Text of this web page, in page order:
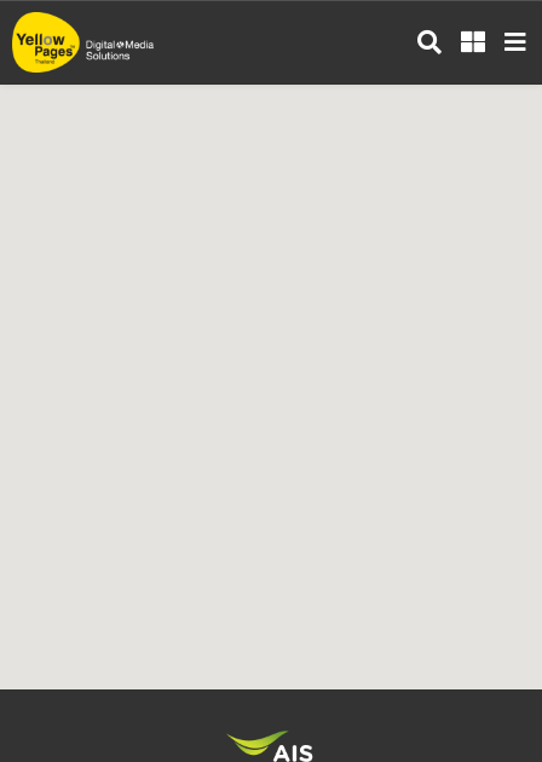
ข้าม
ไป